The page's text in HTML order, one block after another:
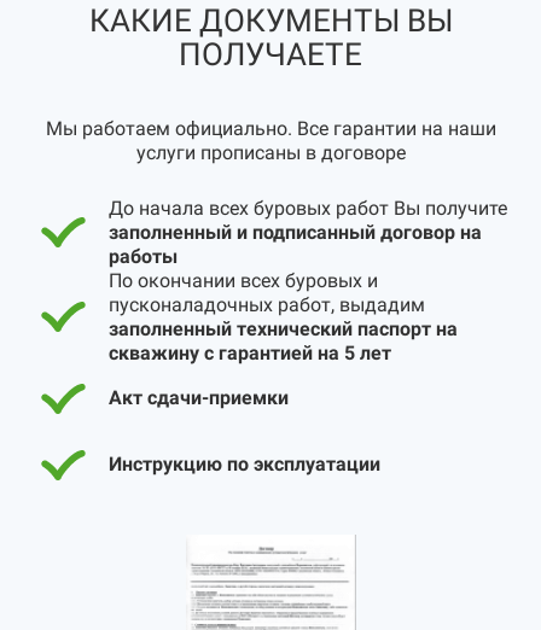
КАКИЕ ДОКУМЕНТЫ ВЫ
ПОЛУЧАЕТЕ
Мы работаем официально. Все гарантии на наши
услуги прописаны в договоре
До начала всех буровых работ Вы получите
заполненный и подписанный договор на
работы
По окончании всех буровых и
пусконаладочных работ, выдадим
заполненный технический паспорт на
скважину с гарантией на 5 лет
Акт сдачи-приемки
Инструкцию по эксплуатации